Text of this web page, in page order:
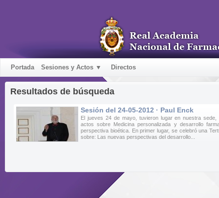
Portada Sesiones y Actos ▼ Directos
Resultados de búsqueda
Sesión del 24-05-2012 · Paul Enck
El jueves 24 de mayo, tuvieron lugar en nuestra sede,
actos sobre Medicina personalizada y desarrollo
perspectiva bioética. En primer lugar, se celebró una
sobre: Las nuevas perspectivas del desarrollo...